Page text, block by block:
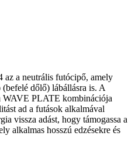
a neutrális futócipő, amely
dőlő) lábállásra is. A
PLATE kombinációja
ad a futások alkalmával
vissza adást, hogy támogassa a
alkalmas hosszú edzésekre és